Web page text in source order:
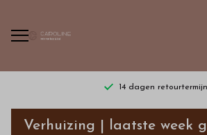
Gratis
Truien
Verhuizing | laatste week